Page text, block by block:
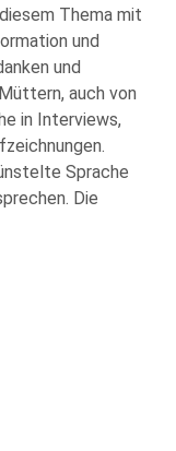
Thema mit
und
und
auch von
in Interviews,
Sprache
Die